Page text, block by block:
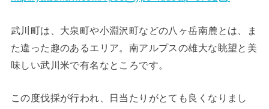
武川町は、大泉町や小淵沢町などの八ヶ岳南麓とは、ま
た違った趣のあるエリア。南アルプスの雄大な眺望と美
味しい武川米で有名なところです。
この度伐採が行われ、日当たりがとても良くなりまし